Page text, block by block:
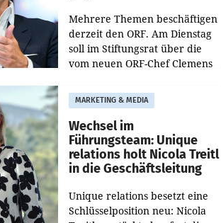
Mehrere Themen beschäftigen
derzeit den ORF. Am Dienstag
soll im Stiftungsrat über die
vom neuen ORF-Chef Clemens
Besetzungen für die
Direktionen abgestimmt
werden.
MARKETING & MEDIA
Wechsel im
Führungsteam: Unique
relations holt Nicola Treitl
in die Geschäftsleitung
Unique relations besetzt eine
Schlüsselposition neu: Nicola